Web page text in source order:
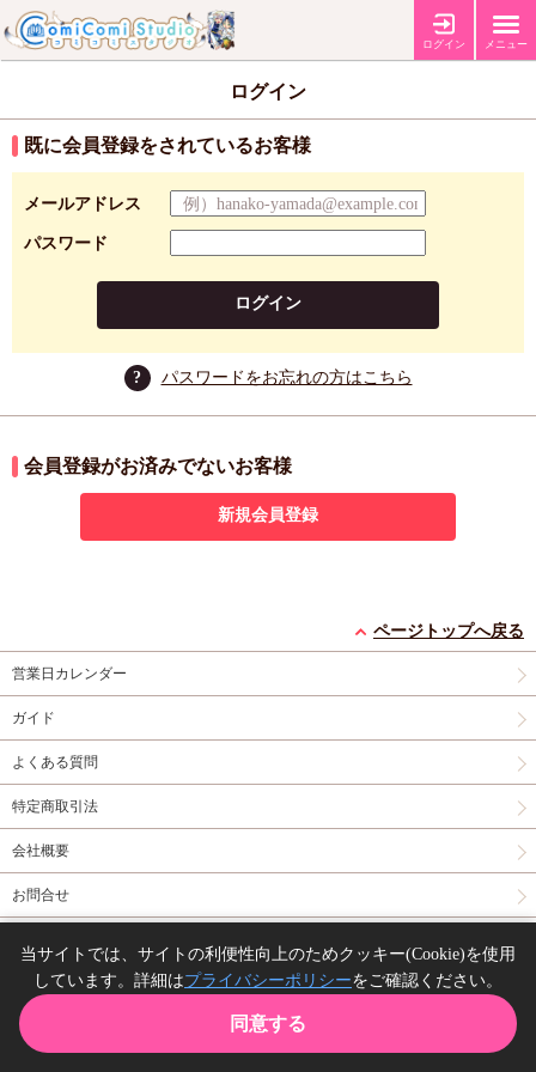
ログイン メニュー
ログイン
既に会員登録をされているお客様
メールアドレス
パスワード
ログイン
? パスワードをお忘れの方はこちら
会員登録がお済みでないお客様
新規会員登録
ページトップへ戻る
営業日カレンダー
ガイド
よくある質問
特定商取引法
会社概要
お問合せ
Copyright(C) comicomi studio. All right reserved.
当サイトでは、サイトの利便性向上のためクッキー(Cookie)を使用
しています。詳細はプライバシーポリシーをご確認ください。
同意する